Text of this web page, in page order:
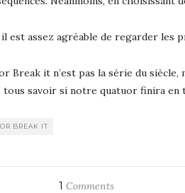
est assez agréable de regarder les
Break it n’est pas la série du
tous savoir si notre quatuor finira en
BREAK IT
1 Comments